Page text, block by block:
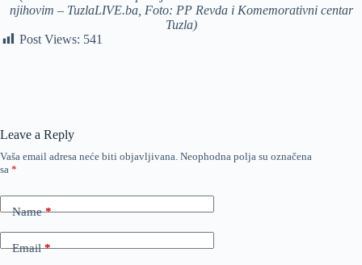
njihovim – TuzlaLIVE.ba, Foto: PP Revda i Komemorativni centar
Tuzla)
Post Views: 541
Leave a Reply
Vaša email adresa neće biti objavljivana. Neophodna polja su označena
sa *
Name*
Email*